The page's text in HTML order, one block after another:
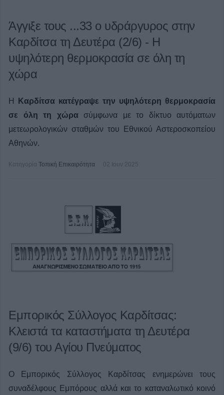
Άγγιξε τους ...33 ο υδράργυρος στην
Καρδίτσα τη Δευτέρα (2/6) - Η
υψηλότερη θερμοκρασία σε όλη τη
χώρα
Η
Καρδίτσα κατέγραψε την υψηλότερη θερμοκρασία
σε όλη τη χώρασύμφωνα με το δίκτυο αυτόματων
μετεωρολογικών σταθμών του Εθνικού Αστεροσκοπείου
Αθηνών.
Κατηγορία Τοπική Επικαιρότητα 02 Ιουν 2025
Εμπορικός Σύλλογος Καρδίτσας:
Κλειστά τα καταστήματα τη Δευτέρα
(9/6) του Αγίου Πνεύματος
Ο Εμπορικός Σύλλογος Καρδίτσας ενημερώνει τους
συναδέλφους Εμπόρους αλλά και το καταναλωτικό κοινό